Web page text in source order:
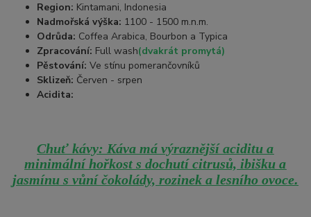
Region: Kintamani, Indonesia
Nadmořská výška: 1100 - 1500 m.n.m.
Odrůda: Coffea Arabica, Bourbon a Typica
Zpracování: Full wash(dvakrát promytá)
Pěstování: Ve stínu pomerančovníků
Sklizeň: Červen - srpen
Acidita:
Chuť kávy: Káva má výraznější aciditu a
minimální hořkost s dochutí citrusů, ibišku a
jasmínu s vůní čokolády, rozinek a lesního ovoce.